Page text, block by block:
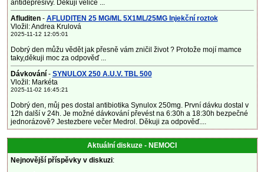
antidepresivy. Děkuji velice ...
Afluditen- AFLUDITEN 25 MG/ML 5X1ML/25MG Injekční roztok
Vložil: Andrea Krulová
2025-11-12 12:05:01
Dobrý den můžu vědět jak přesně vám zničil život ? Protože mojí mamce
taky,děkuji moc za odpověď ...
Dávkování - SYNULOX 250 A.U.V. TBL 500
Vložil: Markéta
2025-11-02 16:45:21
Dobrý den, můj pes dostal antibiotika Synulox 250mg. První dávku dostal v
12h další v 24h. Je možné dávkování převést na 6:30h a 18:30h bezpečné
jednorázově? Jestezbere večer Medrol. Děkuji za odpověď....
Aktuální diskuze - NEMOCI
Nejnovější příspěvky v diskuzi: